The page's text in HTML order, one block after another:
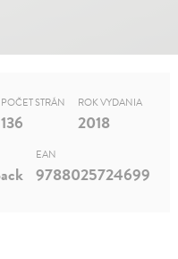
POČET STRÁN
136
ROK VYDANIA
2018
EAN
9788025724699